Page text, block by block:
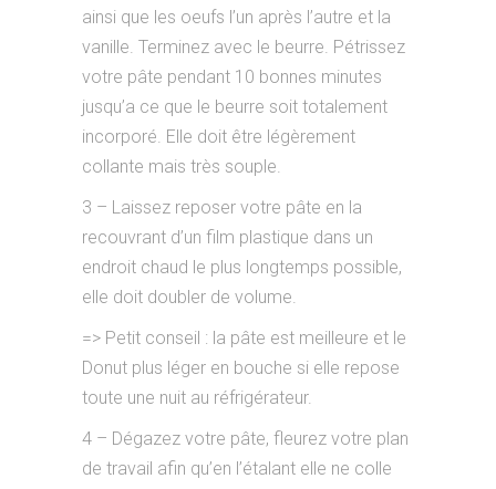
ainsi que les oeufs l’un après l’autre et la
vanille. Terminez avec le beurre. Pétrissez
votre pâte pendant 10 bonnes minutes
jusqu’a ce que le beurre soit totalement
incorporé. Elle doit être légèrement
collante mais très souple.
3 – Laissez reposer votre pâte en la
recouvrant d’un film plastique dans un
endroit chaud le plus longtemps possible,
elle doit doubler de volume.
=> Petit conseil : la pâte est meilleure et le
Donut plus léger en bouche si elle repose
toute une nuit au réfrigérateur.
4 – Dégazez votre pâte, fleurez votre plan
de travail afin qu’en l’étalant elle ne colle